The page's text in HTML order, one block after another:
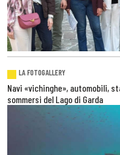
LA FOTOGALLERY
Navi «vichinghe», automobili,
sommersi del Lago di Garda